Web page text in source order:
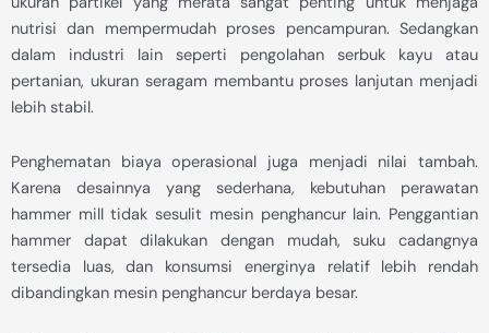
nutrisi dan mempermudah proses pencampuran. Sedangkan
dalam industri lain seperti pengolahan serbuk kayu atau
pertanian, ukuran seragam membantu proses lanjutan menjadi
lebih stabil.
Penghematan biaya operasional juga menjadi nilai tambah.
Karena desainnya yang sederhana, kebutuhan perawatan
hammer mill tidak sesulit mesin penghancur lain. Penggantian
hammer dapat dilakukan dengan mudah, suku cadangnya
tersedia luas, dan konsumsi energinya relatif lebih rendah
dibandingkan mesin penghancur berdaya besar.